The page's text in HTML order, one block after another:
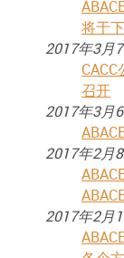
将于
2017年3月
召开
2017年3月
2017年2月
2017年2月